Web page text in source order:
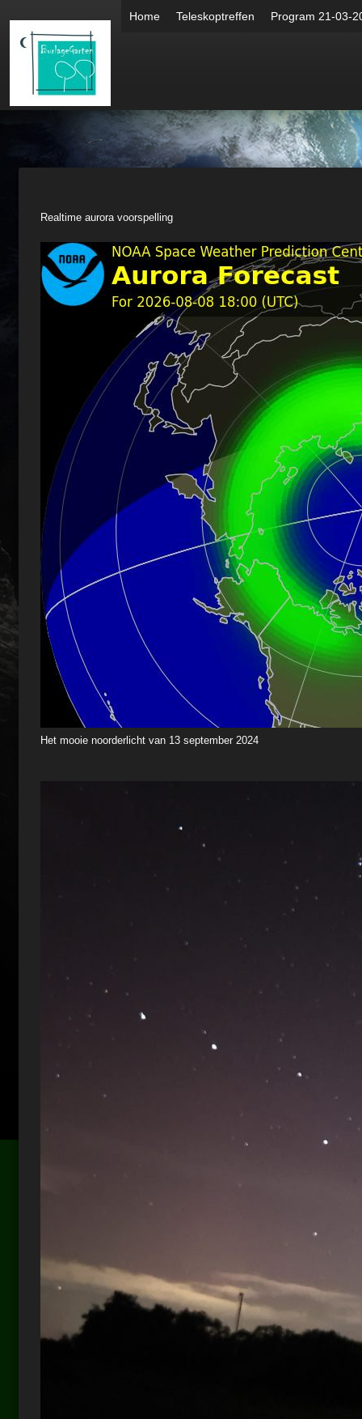
Home Teleskoptreffen Program 21-03-
Realtime aurora voorspelling
Het mooie noorderlicht van 13 september 2024